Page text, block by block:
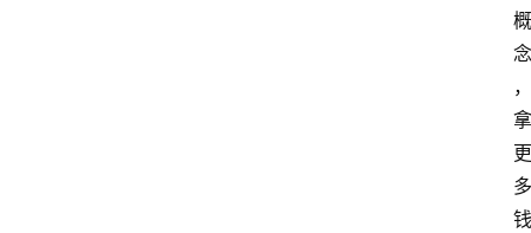
概
念
，
拿
更
多
钱